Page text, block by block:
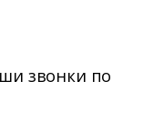
звонки по